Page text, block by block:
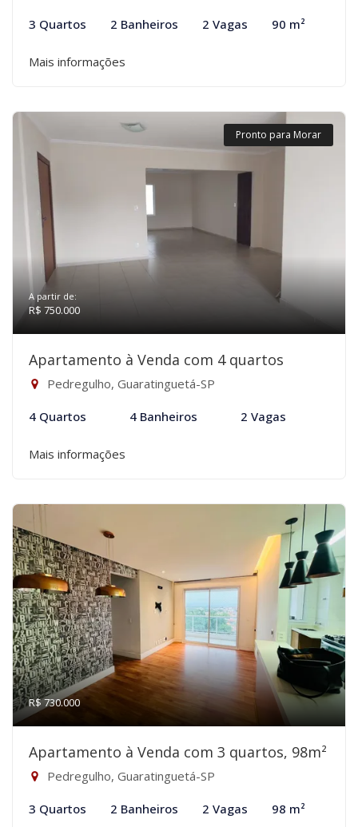
3 Quartos 2 Banheiros 2 Vagas 90 m²
Mais informações
Pronto para Morar
A partir de:
R$ 750.000
Apartamento à Venda com 4 quartos
Pedregulho, Guaratinguetá-SP
4 Quartos 4 Banheiros 2 Vagas
Mais informações
R$ 730.000
Apartamento à Venda com 3 quartos, 98m²
Pedregulho, Guaratinguetá-SP
3 Quartos 2 Banheiros 2 Vagas 98 m²